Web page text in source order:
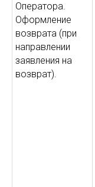
Оператора.
Оформление
возврата (при
направлении
заявления на
возврат).